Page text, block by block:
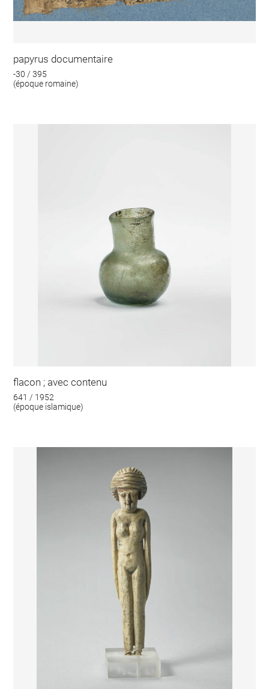
papyrus documentaire
-30 / 395
(époque romaine)
flacon ; avec contenu
641 / 1952
(époque islamique)